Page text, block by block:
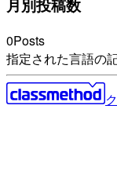
月別投稿数
0Posts
指定された言語の